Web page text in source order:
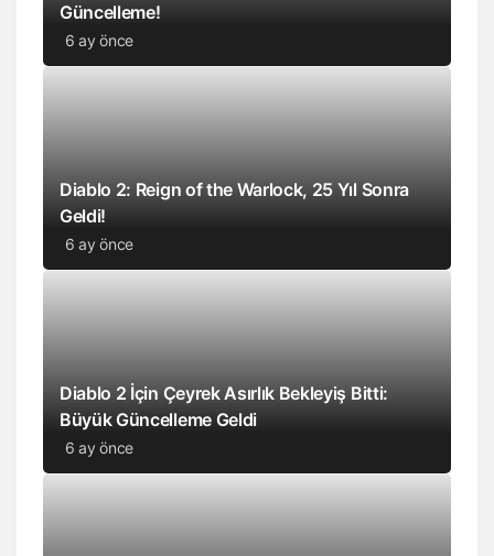
Güncelleme!
6 ay önce
Diablo 2: Reign of the Warlock, 25 Yıl Sonra
Geldi!
6 ay önce
Diablo 2 İçin Çeyrek Asırlık Bekleyiş Bitti:
Büyük Güncelleme Geldi
6 ay önce